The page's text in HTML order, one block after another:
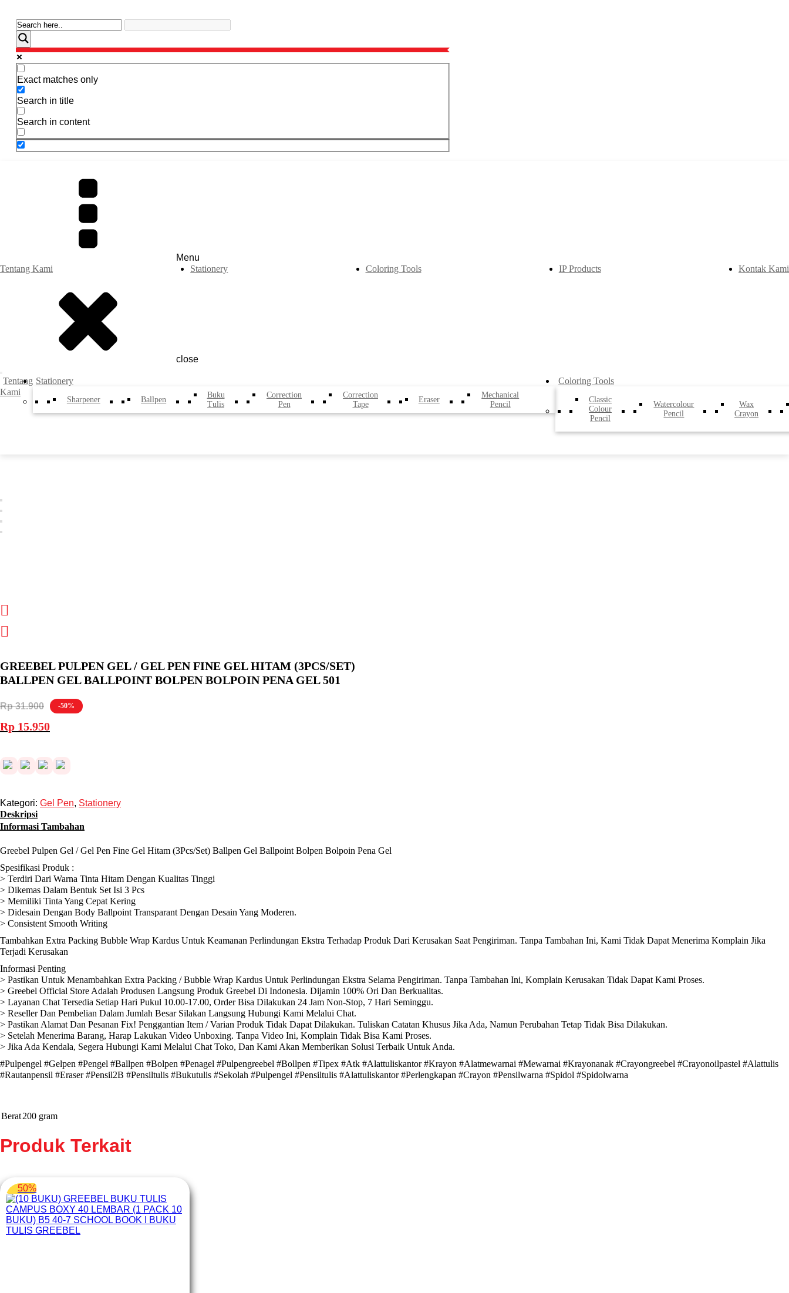
Exact matches only
Search in title
Search in content
Menu
Tentang Kami
Stationery Coloring Tools IP Products Kontak Kami
close
Tentang
Kami
Stationery
Sharpener Ballpen
Buku
Tulis
Correction
Pen
Correction
Tape
Eraser
Mechanical
Pencil
Coloring Tools
Classic
Colour
Pencil
Watercolour
Pencil
Wax
Crayon
GREEBEL PULPEN GEL / GEL PEN FINE GEL HITAM (3PCS/SET)
BALLPEN GEL BALLPOINT BOLPEN BOLPOIN PENA GEL 501
-50%
Rp31.900
Harga
aslinya
Rp 15.950Harga
saat
Rp 15.950.
Kategori: Gel Pen, Stationery
Deskripsi
Informasi Tambahan
Greebel Pulpen Gel / Gel Pen Fine Gel Hitam (3Pcs/Set) Ballpen Gel Ballpoint Bolpen Bolpoin Pena Gel
Spesifikasi Produk :
> Terdiri Dari Warna Tinta Hitam Dengan Kualitas Tinggi
> Dikemas Dalam Bentuk Set Isi 3 Pcs
> Memiliki Tinta Yang Cepat Kering
> Didesain Dengan Body Ballpoint Transparant Dengan Desain Yang Moderen.
> Consistent Smooth Writing
Tambahkan Extra Packing Bubble Wrap Kardus Untuk Keamanan Perlindungan Ekstra Terhadap Produk Dari Kerusakan Saat Pengiriman. Tanpa Tambahan Ini, Kami Tidak Dapat Menerima Komplain Jika
Terjadi Kerusakan
Informasi Penting
> Pastikan Untuk Menambahkan Extra Packing / Bubble Wrap Kardus Untuk Perlindungan Ekstra Selama Pengiriman. Tanpa Tambahan Ini, Komplain Kerusakan Tidak Dapat Kami Proses.
> Greebel Official Store Adalah Produsen Langsung Produk Greebel Di Indonesia. Dijamin 100% Ori Dan Berkualitas.
> Layanan Chat Tersedia Setiap Hari Pukul 10.00-17.00, Order Bisa Dilakukan 24 Jam Non-Stop, 7 Hari Seminggu.
> Reseller Dan Pembelian Dalam Jumlah Besar Silakan Langsung Hubungi Kami Melalui Chat.
> Pastikan Alamat Dan Pesanan Fix! Penggantian Item / Varian Produk Tidak Dapat Dilakukan. Tuliskan Catatan Khusus Jika Ada, Namun Perubahan Tetap Tidak Bisa Dilakukan.
> Setelah Menerima Barang, Harap Lakukan Video Unboxing. Tanpa Video Ini, Komplain Tidak Bisa Kami Proses.
> Jika Ada Kendala, Segera Hubungi Kami Melalui Chat Toko, Dan Kami Akan Memberikan Solusi Terbaik Untuk Anda.
#Pulpengel #Gelpen #Pengel #Ballpen #Bolpen #Penagel #Pulpengreebel #Bollpen #Tipex #Atk #Alattuliskantor #Krayon #Alatmewarnai #Mewarnai #Krayonanak #Crayongreebel #Crayonoilpastel #Alattulis
#Rautanpensil #Eraser #Pensil2B #Pensiltulis #Bukutulis #Sekolah #Pulpengel #Pensiltulis #Alattuliskantor #Perlengkapan #Crayon #Pensilwarna #Spidol #Spidolwarna
Berat200 gram
Produk Terkait
50%